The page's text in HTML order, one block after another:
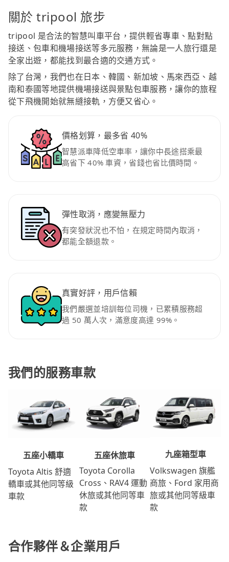
關於 tripool 旅步
tripool 是合法的智慧叫車平台，提供輕省專車、點對點
接送、包車和機場接送等多元服務，無論是一人旅行還是
全家出遊，都能找到最合適的交通方式。
除了台灣，我們也在日本、韓國、新加坡、馬來西亞、越
南和泰國等地提供機場接送與景點包車服務，讓你的旅程
從下飛機開始就無縫接軌，方便又省心。
價格划算，最多省 40%
智慧派車降低空車率，讓你中長途搭乘最
高省下 40% 車資，省錢也省比價時間。
彈性取消，應變無壓力
有突發狀況也不怕，在規定時間內取消，
都能全額退款。
真實好評，用戶信賴
我們嚴選並培訓每位司機，已累積服務超
過 50 萬人次，滿意度高達 99%。
我們的服務車款
五座小轎車
Toyota Altis 舒適
轎車或其他同等級
車款
五座休旅車
Toyota Corolla
Cross、RAV4 運動
休旅或其他同等車
款
九座箱型車
Volkswagen 旗艦
商旅、Ford 家用商
旅或其他同等級車
款
合作夥伴＆企業用戶